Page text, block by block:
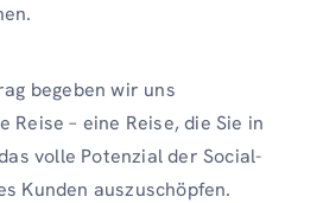
begeben wir uns
Reise – eine Reise, die Sie in
volle Potenzial der Social-
Kunden auszuschöpfen.